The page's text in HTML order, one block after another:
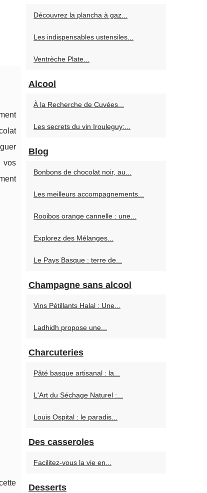
vos
Découvrez la plancha à gaz...
Les indispensables ustensiles...
Ventrèche Plate...
Alcool
À la Recherche de Cuvées...
Les secrets du vin Irouleguy:...
Blog
Bonbons de chocolat noir, au...
Les meilleurs accompagnements...
Rooibos orange cannelle : une...
Explorez des Mélanges...
Le Pays Basque : terre de...
Champagne sans alcool
Vins Pétillants Halal : Une...
Ladhidh propose une...
Charcuteries
Pâté basque artisanal : la...
L'Art du Séchage Naturel :...
Louis Ospital : le paradis...
Des casseroles
Facilitez-vous la vie en...
Desserts